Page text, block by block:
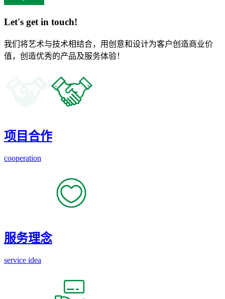
Let's get in touch!
我们将艺术与技术相结合，用创意和设计为客户创造商业价
值，创造优秀的产品及服务体验！
项目合作
cooperation
服务理念
service idea